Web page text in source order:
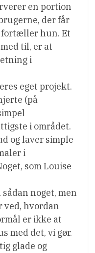
en portion
der får
fortæller hun. Et
til, er at
i
eget projekt.
(på
i området.
og laver simple
i
som Louise
noget, men
ved, hvordan
er ikke at
med det, vi gør.
glade og